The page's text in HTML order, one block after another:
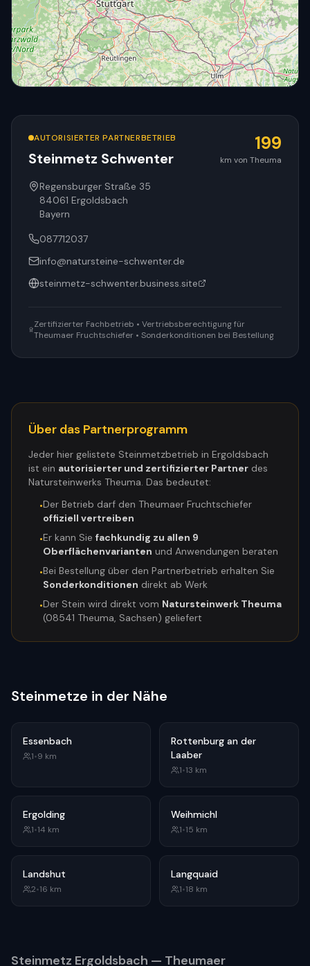
AUTORISIERTER PARTNERBETRIEB
Steinmetz Schwenter
199
km von Theuma
Regensburger Straße 35
84061 Ergoldsbach
Bayern
087712037
info@natursteine-schwenter.de
steinmetz-schwenter.business.site
Zertifizierter Fachbetrieb • Vertriebsberechtigung für
Theumaer Fruchtschiefer • Sonderkonditionen bei Bestellung
Über das Partnerprogramm
Jeder hier gelistete Steinmetzbetrieb in Ergoldsbach
ist ein autorisierter und zertifizierter Partner des
Natursteinwerks Theuma. Das bedeutet:
•Der Betrieb darf den Theumaer Fruchtschiefer
offiziell vertreiben
•Er kann Sie fachkundig zu allen 9
Oberflächenvarianten und Anwendungen beraten
•Bei Bestellung über den Partnerbetrieb erhalten Sie
Sonderkonditionen direkt ab Werk
•Der Stein wird direkt vom Natursteinwerk Theuma
(08541 Theuma, Sachsen) geliefert
Steinmetze in der Nähe
Essenbach
1•9 km
Rottenburg an der
Laaber
1•13 km
Ergolding
1•14 km
Weihmichl
1•15 km
Landshut
2•16 km
Langquaid
1•18 km
Steinmetz Ergoldsbach — Theumaer